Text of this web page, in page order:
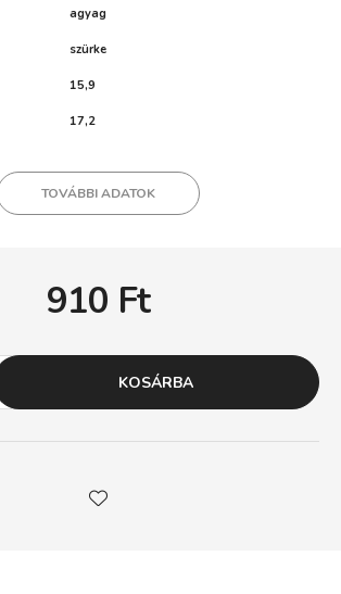
agyag
szürke
15,9
17,2
TOVÁBBI ADATOK
910 Ft
KOSÁRBA